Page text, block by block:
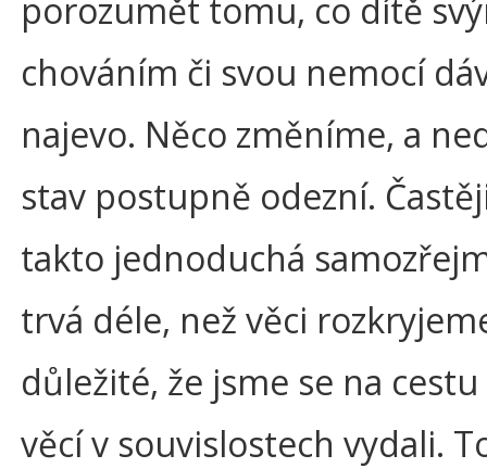
porozumět tomu, co dítě
chováním či svou nemocí
najevo. Něco změníme, a
stav postupně odezní.
takto jednoduchá
trvá déle, než věci
důležité, že jsme se na
věcí v souvislostech vydali.